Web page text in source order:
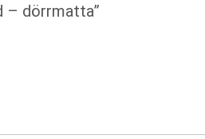
– dörrmatta”